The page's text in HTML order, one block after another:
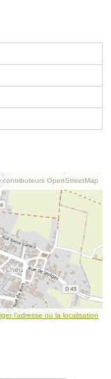
contributeurs OpenStreetMap
l’adresse ou la localisation